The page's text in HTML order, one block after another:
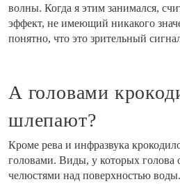
волны. Когда я этим занимался,
эффект, не имеющий никакого
понятно, что это зрительный
А головами
шлепают?
Кроме рева и инфразвука
головами. Виды, у которых голова
челюстями над поверхностью